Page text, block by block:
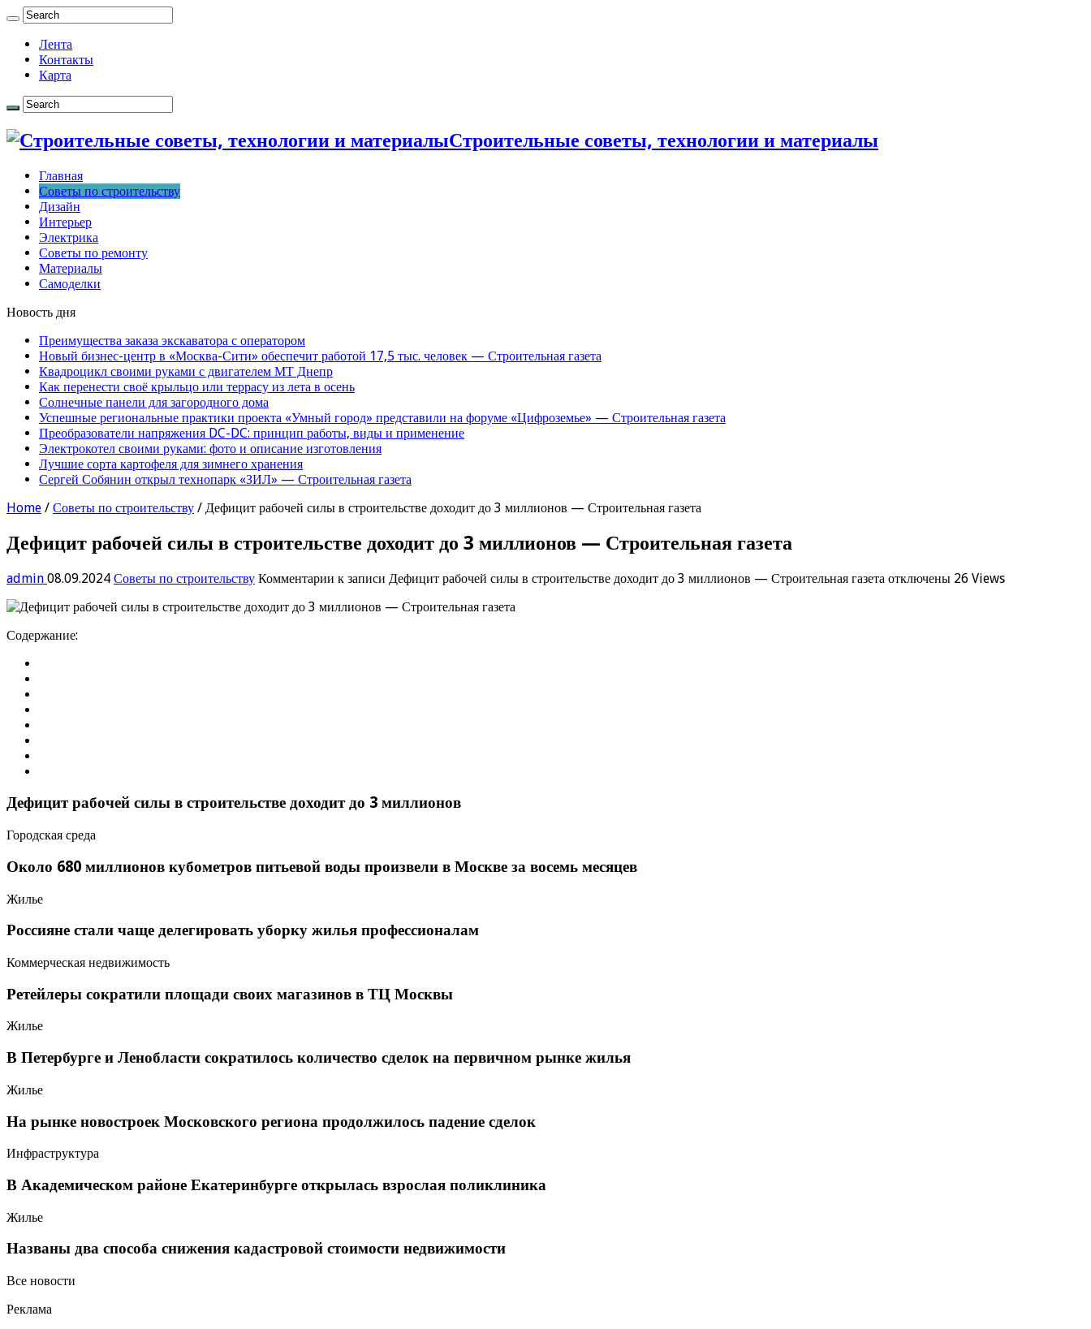
Лента
Контакты
Карта
Строительные советы, технологии и материалы
Главная
Советы по строительству
Дизайн
Интерьер
Электрика
Советы по ремонту
Материалы
Самоделки
Новость дня
Преимущества заказа экскаватора с оператором
Новый бизнес-центр в «Москва-Сити» обеспечит работой 17,5 тыс. человек — Строительная газета
Квадроцикл своими руками с двигателем МТ Днепр
Как перенести своё крыльцо или террасу из лета в осень
Солнечные панели для загородного дома
Успешные региональные практики проекта «Умный город» представили на форуме «Цифроземье» — Строительная газета
Преобразователи напряжения DC-DC: принцип работы, виды и применение
Электрокотел своими руками: фото и описание изготовления
Лучшие сорта картофеля для зимнего хранения
Сергей Собянин открыл технопарк «ЗИЛ» — Строительная газета
Home / Советы по строительству / Дефицит рабочей силы в строительстве доходит до 3 миллионов — Строительная газета
Дефицит рабочей силы в строительстве доходит до 3 миллионов — Строительная газета
admin 08.09.2024 Советы по строительству Комментарии к записи Дефицит рабочей силы в строительстве доходит до 3 миллионов — Строительная газета отключены 26 Views
Содержание:
Дефицит рабочей силы в строительстве доходит до 3 миллионов
Городская среда
Около 680 миллионов кубометров питьевой воды произвели в Москве за восемь месяцев
Жилье
Россияне стали чаще делегировать уборку жилья профессионалам
Коммерческая недвижимость
Ретейлеры сократили площади своих магазинов в ТЦ Москвы
Жилье
В Петербурге и Ленобласти сократилось количество сделок на первичном рынке жилья
Жилье
На рынке новостроек Московского региона продолжилось падение сделок
Инфраструктура
В Академическом районе Екатеринбурге открылась взрослая поликлиника
Жилье
Названы два способа снижения кадастровой стоимости недвижимости
Все новости
Реклама